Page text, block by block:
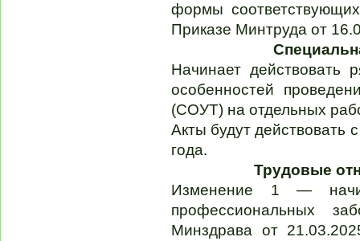
формы
Приказе Минтруда от
Начинает действовать
особенностей
(СОУТ) на отдельных
Акты будут действовать
года.
Трудовые
Изменение 1 —
профессиональных
Минздрава от